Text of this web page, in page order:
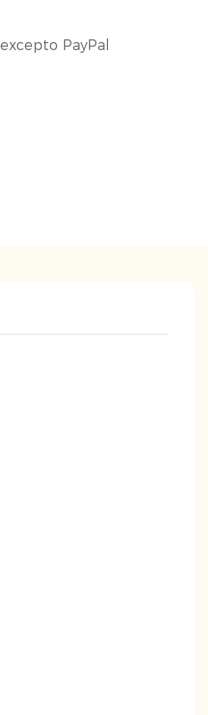
PayPal